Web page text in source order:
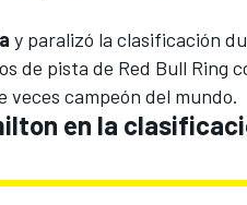
y paralizó la clasificación
de pista de Red Bull Ring
veces campeón del mundo.
en la